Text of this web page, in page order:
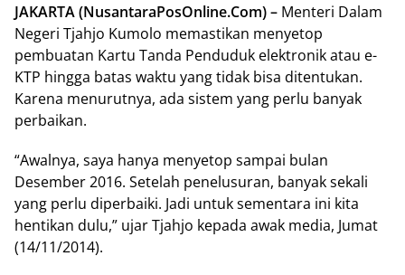
JAKARTA (NusantaraPosOnline.Com) – Menteri Dalam
Negeri Tjahjo Kumolo memastikan menyetop
pembuatan Kartu Tanda Penduduk elektronik atau e-
KTP hingga batas waktu yang tidak bisa ditentukan.
Karena menurutnya, ada sistem yang perlu banyak
perbaikan.
“Awalnya, saya hanya menyetop sampai bulan
Desember 2016. Setelah penelusuran, banyak sekali
yang perlu diperbaiki. Jadi untuk sementara ini kita
hentikan dulu,” ujar Tjahjo kepada awak media, Jumat
(14/11/2014).